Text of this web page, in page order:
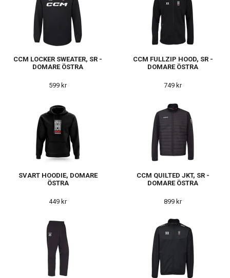
CCM LOCKER SWEATER, SR -
DOMARE ÖSTRA
599 kr
CCM FULLZIP HOOD, SR -
DOMARE ÖSTRA
749 kr
SVART HOODIE, DOMARE
ÖSTRA
449 kr
CCM QUILTED JKT, SR -
DOMARE ÖSTRA
899 kr